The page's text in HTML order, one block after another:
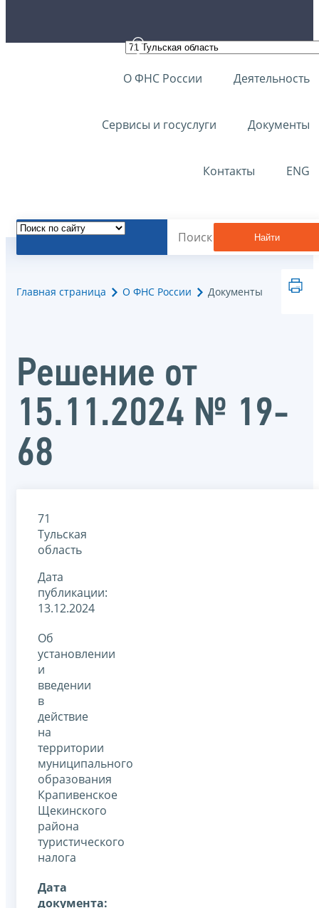
О ФНС России Деятельность
Сервисы и госуслуги Документы
Контакты ENG
Найти
Главная страница О ФНС России Документы
Решение от
15.11.2024 № 19-
68
71
Тульская
область
Дата
публикации:
13.12.2024
Об
установлении
и
введении
в
действие
на
территории
муниципального
образования
Крапивенское
Щекинского
района
туристического
налога
Дата
документа: